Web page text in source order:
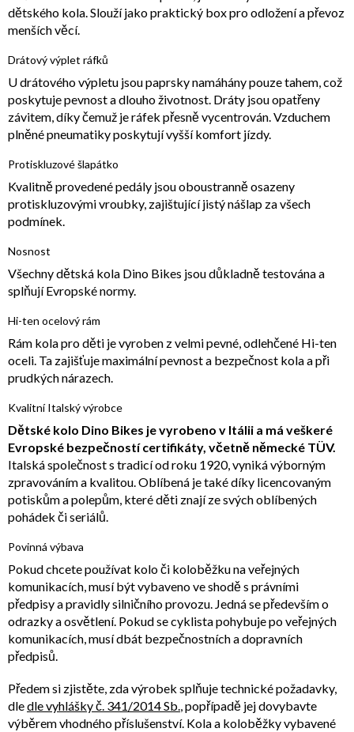
dětského kola. Slouží jako praktický box pro odložení a převoz
menších věcí.
Drátový výplet ráfků
U drátového výpletu jsou paprsky namáhány pouze tahem, což
poskytuje pevnost a dlouho životnost. Dráty jsou opatřeny
závitem, díky čemuž je ráfek přesně vycentrován. Vzduchem
plněné pneumatiky poskytují vyšší komfort jízdy.
Protiskluzové šlapátko
Kvalitně provedené pedály jsou oboustranně osazeny
protiskluzovými vroubky, zajištující jistý nášlap za všech
podmínek.
Nosnost
Všechny dětská kola Dino Bikes jsou důkladně testována a
splňují Evropské normy.
Hi-ten ocelový rám
Rám kola pro děti je vyroben z velmi pevné, odlehčené Hi-ten
oceli. Ta zajišťuje maximální pevnost a bezpečnost kola a při
prudkých nárazech.
Kvalitní Italský výrobce
Dětské kolo Dino Bikes je vyrobeno v Itálii a má veškeré
Evropské bezpečností certifikáty, včetně německé TÜV.
Italská společnost s tradicí od roku 1920, vyniká výborným
zpravováním a kvalitou. Oblíbená je také díky licencovaným
potiskům a polepům, které děti znají ze svých oblíbených
pohádek či seriálů.
Povinná výbava
Pokud chcete používat kolo či koloběžku na veřejných
komunikacích, musí být vybaveno ve shodě s právními
předpisy a pravidly silničního provozu. Jedná se především o
odrazky a osvětlení. Pokud se cyklista pohybuje po veřejných
komunikacích, musí dbát bezpečnostních a dopravních
předpisů.
Předem si zjistěte, zda výrobek splňuje technické požadavky,
dledle vyhlášky č. 341/2014 Sb., popřípadě jej dovybavte
výběrem vhodného příslušenství. Kola a koloběžky vybavené